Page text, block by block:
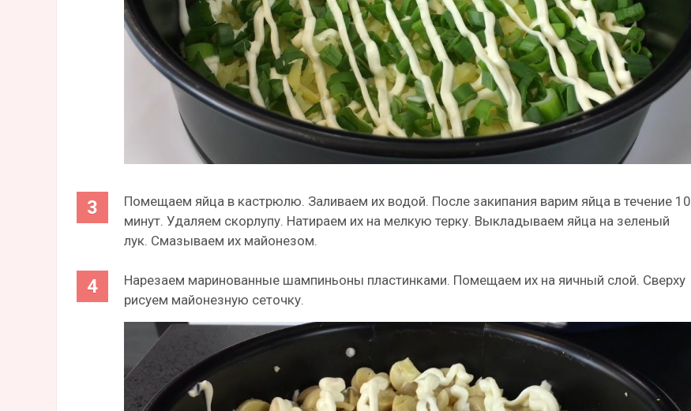
Помещаем яйца в кастрюлю. Заливаем их водой. После закипания варим яйца в течение 10
минут. Удаляем скорлупу. Натираем их на мелкую терку. Выкладываем яйца на зеленый
лук. Смазываем их майонезом.
Нарезаем маринованные шампиньоны пластинками. Помещаем их на яичный слой. Сверху
рисуем майонезную сеточку.